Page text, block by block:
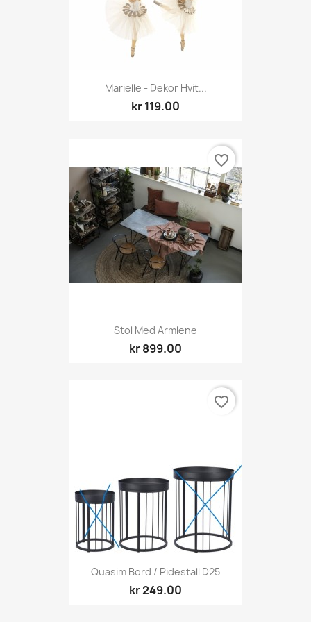
Marielle - Dekor Hvit...
kr 119.00
Stol Med Armlene
kr 899.00
favorite_border
Quasim Bord / Pidestall D25
kr 249.00
favorite_border